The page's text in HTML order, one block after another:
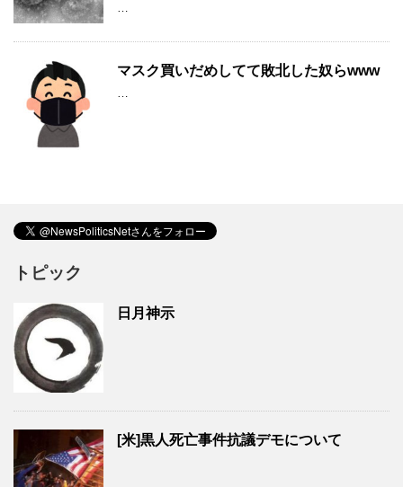
…
マスク買いだめしてて敗北した奴らwww
…
トピック
日月神示
[米]黒人死亡事件抗議デモについて